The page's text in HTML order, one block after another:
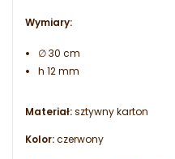
Wymiary:
∅ 30 cm
h 12 mm
Materiał:sztywny karton
Kolor:czerwony